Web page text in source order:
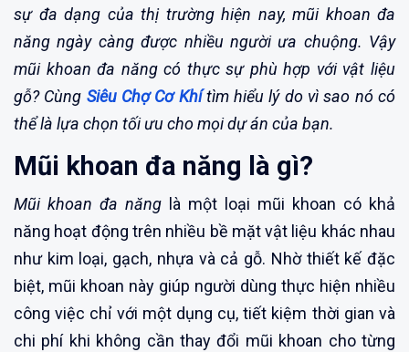
sự đa dạng của thị trường hiện nay, mũi khoan đa
năng ngày càng được nhiều người ưa chuộng. Vậy
mũi khoan đa năng có thực sự phù hợp với vật liệu
gỗ? Cùng Siêu Chợ Cơ Khítìm hiểu lý do vì sao nó có
thể là lựa chọn tối ưu cho mọi dự án của bạn.
Mũi khoan đa năng là gì?
Mũi khoan đa năng là một loại mũi khoan có khả
năng hoạt động trên nhiều bề mặt vật liệu khác nhau
như kim loại, gạch, nhựa và cả gỗ. Nhờ thiết kế đặc
biệt, mũi khoan này giúp người dùng thực hiện nhiều
công việc chỉ với một dụng cụ, tiết kiệm thời gian và
chi phí khi không cần thay đổi mũi khoan cho từng